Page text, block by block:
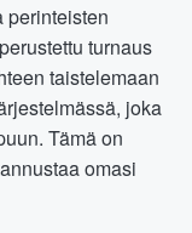
perinteisten
turnaus
taistelemaan
joka
Tämä on
omasi